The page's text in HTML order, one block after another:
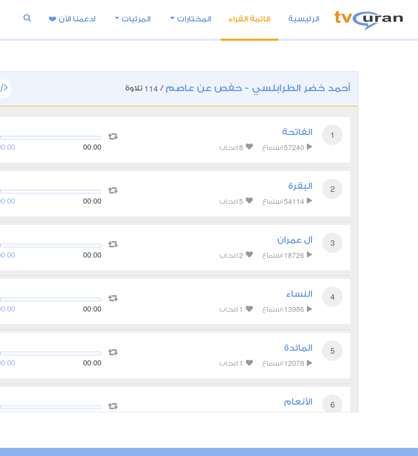
الرئيسية قائمة القراء المختارات المرئيات ادعمنا اﻵن ❤️
أحمد خضر الطرابلسي - حفص عن عاصم /
114 تلاوة
1 الفاتحة
57240 استماع 8 اعجاب 00:00
2 البقرة
54114 استماع 5 اعجاب 00:00
3 آل عمران
18726 استماع 2 اعجاب 00:00
4 النساء
13986 استماع 1 اعجاب 00:00
5 المائدة
12078 استماع 1 اعجاب 00:00
6 الأنعام